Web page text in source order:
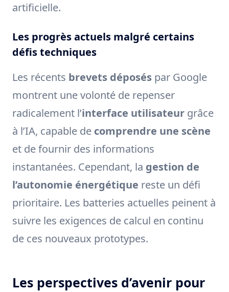
artificielle.
Les progrès actuels malgré certains
défis techniques
Les récents brevets déposés par Google
montrent une volonté de repenser
radicalement l’interface utilisateur grâce
à l’IA, capable de comprendre une scène
et de fournir des informations
instantanées. Cependant, la gestion de
l’autonomie énergétique reste un défi
prioritaire. Les batteries actuelles peinent à
suivre les exigences de calcul en continu
de ces nouveaux prototypes.
Les perspectives d’avenir pour